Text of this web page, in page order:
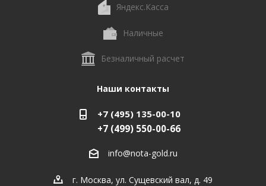
Яндекс.Касса
Наличные
Безналичный расчет
Наши контакты
+7 (495) 135-00-10
+7 (499) 550-00-66
info@nota-gold.ru
г. Москва, ул. Сущевский вал, д. 49